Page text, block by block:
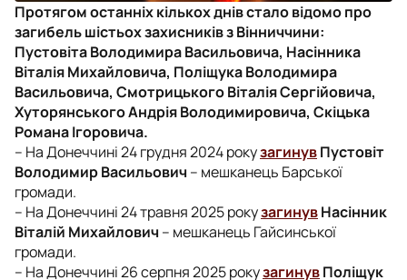
Протягом останніх кількох днів стало відомо про
загибель шістьох захисників з Вінниччини:
Пустовіта Володимира Васильовича, Насінника
Віталія Михайловича, Поліщука Володимира
Васильовича, Смотрицького Віталія Сергійовича,
Хуторянського Андрія Володимировича, Скіцька
Романа Ігоровича.
– На Донеччині 24 грудня 2024 рокузагинувПустовіт
Володимир Васильович – мешканець Барської
громади.
– На Донеччині 24 травня 2025 рокузагинувНасінник
Віталій Михайлович – мешканець Гайсинської
громади.
– На Донеччині 26 серпня 2025 рокузагинувПоліщук